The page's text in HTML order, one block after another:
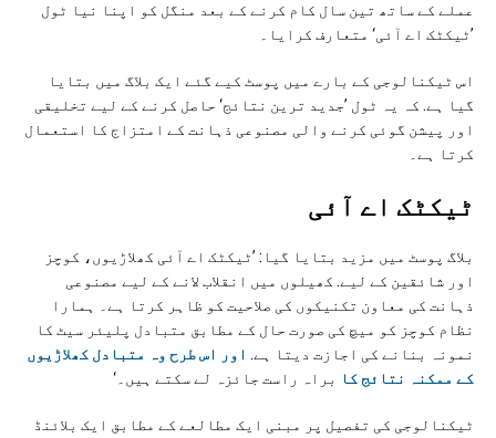
عملے کے ساتھ تین سال کام کرنے کے بعد منگل کو اپنا نیا ٹول
’ٹیکٹک اے آئی‘ متعارف کرایا۔
اس ٹیکنالوجی کے بارے میں پوسٹ کیے گئے ایک بلاگ میں بتایا
گیا ہے. کہ یہ ٹول ’جدید ترین نتائج‘ حاصل کرنے کے لیے تخلیقی
اور پیشن گوئی کرنے والی مصنوعی ذہانت کے امتزاج کا استعمال
کرتا ہے۔
ٹیکٹک اے آئی
بلاگ پوسٹ میں مزید بتایا گیا: ’ٹیکٹک اے آئی کھلاڑیوں، کوچز
اور شائقین کے لیے. کھیلوں میں انقلاب لانے کے لیے مصنوعی
ذہانت کی معاون تکنیکوں کی صلاحیت کو ظاہر کرتا ہے۔ ہمارا
نظام کوچز کو میچ کی صورت حال کے مطابق متبادل پلیئر سیٹ کا
نمونہ بنانے کی اجازت دیتا ہے. اور اس طرح وہ متبادل کھلاڑیوں
کے ممکنہ نتائج کا
براہ راست جائزہ لے سکتے ہیں۔‘
ٹیکنالوجی کی تفصیل پر مبنی ایک مطالعے کے مطابق ایک بلائنڈ